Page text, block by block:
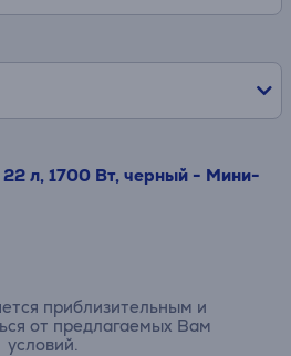
л, 1700 Вт, черный - Мини-
приблизительным и
от предлагаемых Вам
условий.